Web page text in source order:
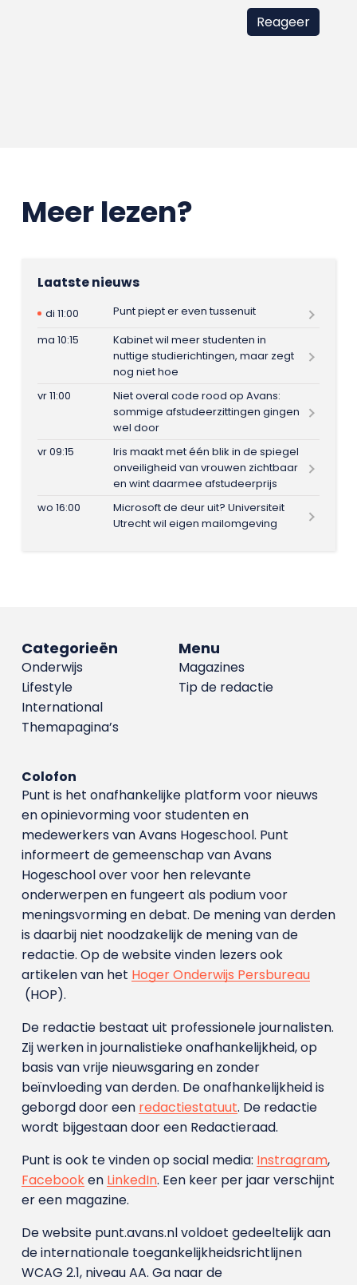
Meer lezen?
Laatste nieuws
di 11:00
Punt piept er even tussenuit
ma 10:15
Kabinet wil meer studenten in
nuttige studierichtingen, maar zegt
nog niet hoe
vr 11:00
Niet overal code rood op Avans:
sommige afstudeerzittingen gingen
wel door
vr 09:15
Iris maakt met één blik in de spiegel
onveiligheid van vrouwen zichtbaar
en wint daarmee afstudeerprijs
wo 16:00
Microsoft de deur uit? Universiteit
Utrecht wil eigen mailomgeving
Menu
Magazines
Tip de redactie
Categorieën
Onderwijs
Lifestyle
International
Themapagina’s
Colofon
Punt is het onafhankelijke platform voor nieuws
en opinievorming voor studenten en
medewerkers van Avans Hoge­school. Punt
informeert de gemeenschap van Avans
Hogeschool over voor hen relevante
onderwerpen en fungeert als podium voor
meningsvorming en debat. De mening van derden
is daarbij niet noodzakelijk de mening van de
redactie. Op de website vinden lezers ook
artikelen van het Hoger Onderwijs Persbureau
(HOP).
De redactie bestaat uit professionele journalisten.
Zij werken in journalistieke onafhankelijkheid, op
basis van vrije nieuwsgaring en zonder
beïnvloeding van derden. De onafhankelijkheid is
geborgd door een redactiestatuut. De redactie
wordt bijgestaan door een Redactieraad.
Punt is ook te vinden op social media: Instragram,
Facebooken LinkedIn. Een keer per jaar verschijnt
er een magazine.
De website punt.avans.nl voldoet gedeeltelijk aan
de internationale toegankelijkheidsrichtlijnen
WCAG 2.1, niveau AA. Ga naar de